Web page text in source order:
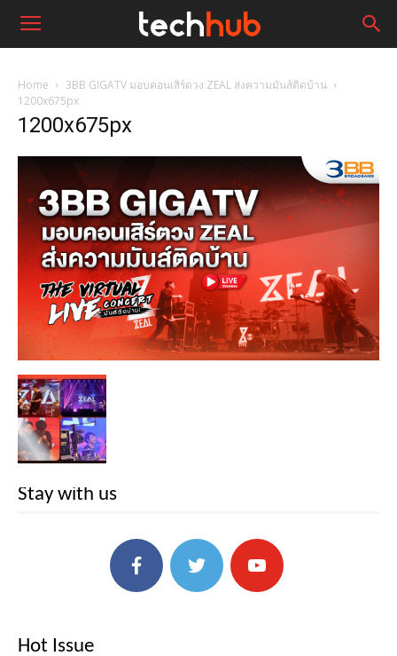
Home
3BB GIGATV มอบคอนเสิร์ตวง ZEAL ส่งความมันส์ติดบ้าน
1200x675px
1200x675px
Stay with us
Hot Issue